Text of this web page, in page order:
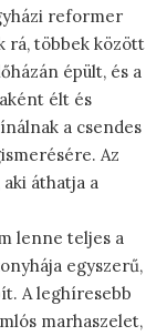
reformer
rá, többek között
épült, és a
élt és
a csendes
Az
áthatja a
lenne teljes a
egyszerű,
A leghíresebb
marhaszelet,